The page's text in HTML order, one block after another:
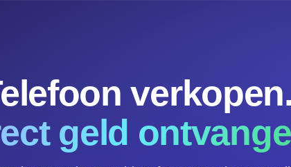
verkopen.
geld